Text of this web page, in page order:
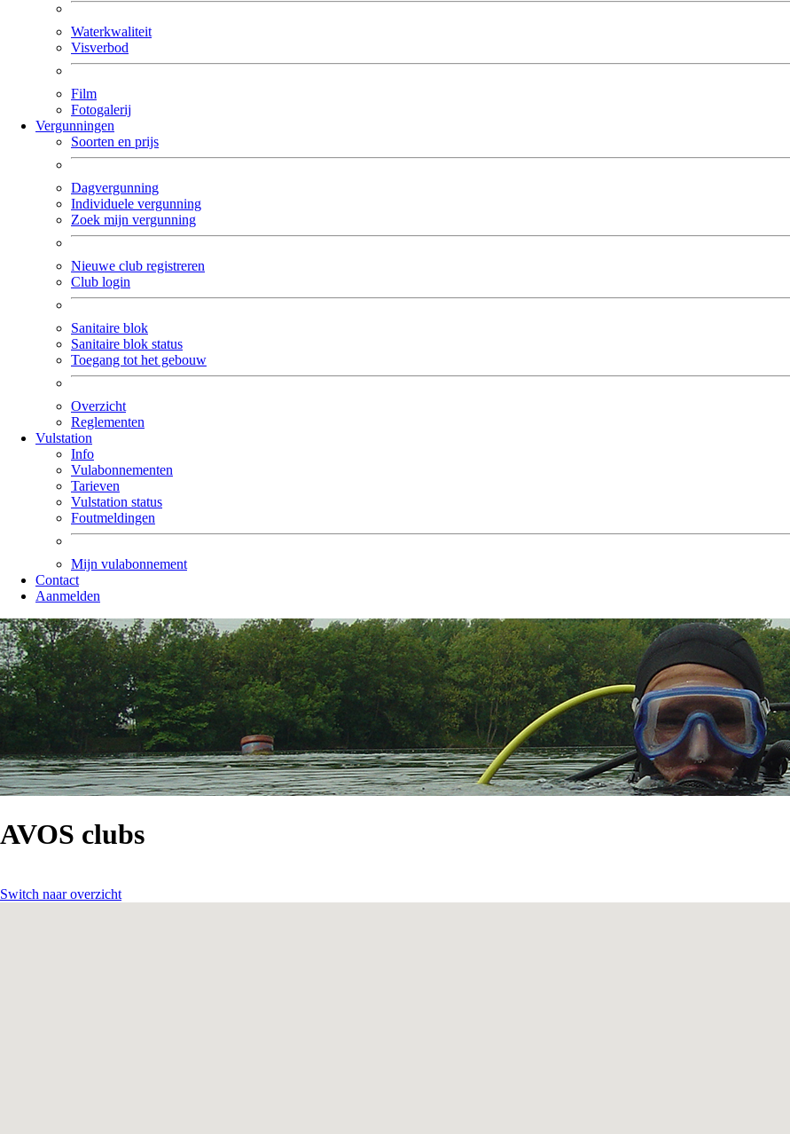
Waterkwaliteit
Visverbod
Film
Fotogalerij
Vergunningen
Soorten en prijs
Dagvergunning
Individuele vergunning
Zoek mijn vergunning
Nieuwe club registreren
Club login
Sanitaire blok
Sanitaire blok status
Toegang tot het gebouw
Overzicht
Reglementen
Vulstation
Info
Vulabonnementen
Tarieven
Vulstation status
Foutmeldingen
Mijn vulabonnement
Contact
Aanmelden
AVOS clubs
Switch naar overzicht